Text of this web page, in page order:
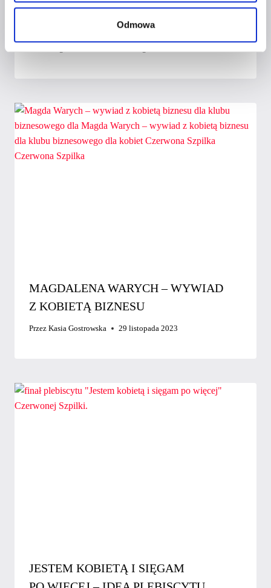
Odmowa
DECYDUJĄ SIĘ NA ZAŁOŻENIE
WŁASNEJ FIRMY?
MAGDALENA WARYCH – WYWIAD
Z KOBIETĄ BIZNESU
Przez Kasia Gostrowska 29 listopada 2023
JESTEM KOBIETĄ I SIĘGAM